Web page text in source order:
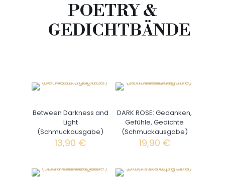
POETRY &
GEDICHTBÄNDE
Between Darkness and
Light
(Schmuckausgabe)
13,90 €
DARK ROSE: Gedanken,
Gefühle, Gedichte
(Schmuckausgabe)
19,90 €